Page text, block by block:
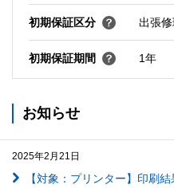
初期保証区分 出張修
初期保証期間 1年
お知らせ
2025年2月21日
【対象：プリンター】印刷